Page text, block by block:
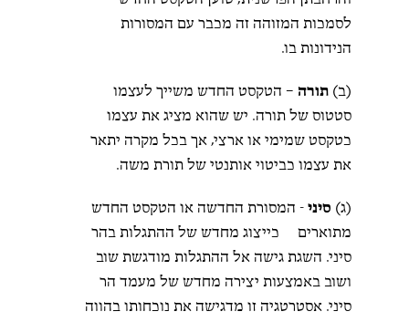
לסמכות המזוהה זה מכבר עם המסורות
הנידונות בו.
(ב) תורה – הטקסט החדש משייך לעצמו
סטטוס של תורה. יש שהוא מציג את עצמו
כטקסט שמימי או ארצי, אך בכל מקרה יתאר
את עצמו כביטוי אותנטי של תורת משה.
(ג) סיני- המסורת החדשה או הטקסט החדש
מתוארים כייצוג מחדש של ההתגלות בהר
סיני. השגת גישה אל ההתגלות מודגשת שוב
ושוב באמצעות יצירה מחדש של מעמד הר
סיני. אסטרטגיה זו מדגישה את נוכחותו בהווה